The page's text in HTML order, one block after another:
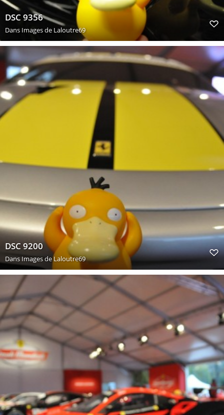
DSC 9356
Dans Images de Laloutre69
DSC 9200
Dans Images de Laloutre69